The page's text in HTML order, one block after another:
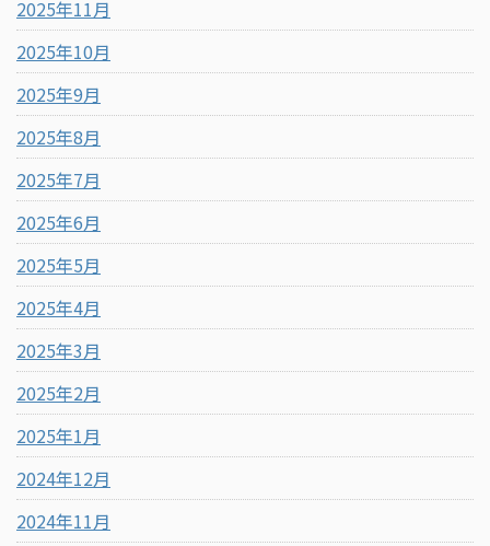
2025年11月
2025年10月
2025年9月
2025年8月
2025年7月
2025年6月
2025年5月
2025年4月
2025年3月
2025年2月
2025年1月
2024年12月
2024年11月